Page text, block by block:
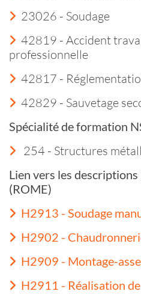
23026 - Soudage
42819 - Accident
professionnelle
42817 -
42829 - Sauvetage
Spécialité de formation
254 - Structures
Lien vers les
(ROME)
H2913 - Soudage
H2902 -
H2909 - Montage-
H2911 - Réalisation